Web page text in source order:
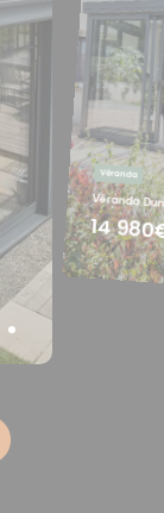
14
Véranda
Véranda